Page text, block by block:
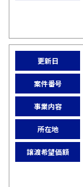
更新日
案件番号
事業内容
所在地
譲渡希望価額